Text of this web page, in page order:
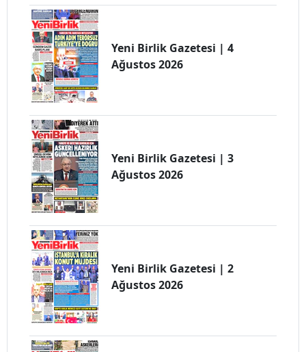
Yeni Birlik Gazetesi | 4
Ağustos 2026
Yeni Birlik Gazetesi | 3
Ağustos 2026
Yeni Birlik Gazetesi | 2
Ağustos 2026